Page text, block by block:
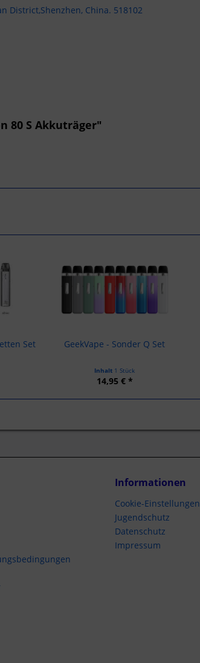
District,Shenzhen, China. 518102
80 S Akkuträger"
Set GeekVape - Sonder Q Set
Inhalt 1 Stück
14,95 € *
Informationen
Cookie-Einstellungen
Jugendschutz
Datenschutz
Impressum